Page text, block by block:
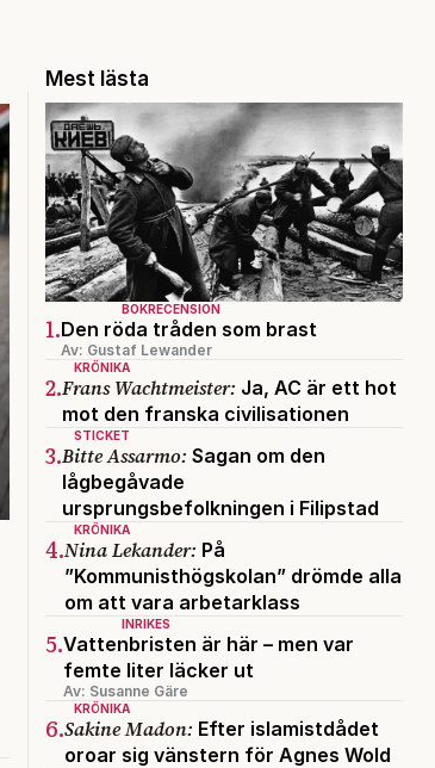
Mest lästa
BOKRECENSION
1.Den röda tråden som brast
Av: Gustaf Lewander
KRÖNIKA
2.Frans Wachtmeister: Ja, AC är ett hot
mot den franska civilisationen
STICKET
3.Bitte Assarmo: Sagan om den
lågbegåvade
ursprungsbefolkningen i Filipstad
KRÖNIKA
4.Nina Lekander: På
”Kommunisthögskolan” drömde alla
om att vara arbetarklass
INRIKES
5.Vattenbristen är här – men var
femte liter läcker ut
Av: Susanne Gäre
KRÖNIKA
6.Sakine Madon: Efter islamistdådet
oroar sig vänstern för Agnes Wold